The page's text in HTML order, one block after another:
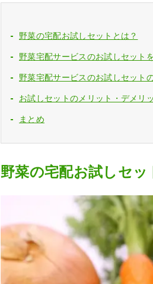
野菜の宅配お試しセットとは？
野菜宅配サービスのお試しセット
野菜宅配サービスのお試しセット
お試しセットのメリット・デメリ
まとめ
野菜の宅配お試しセッ